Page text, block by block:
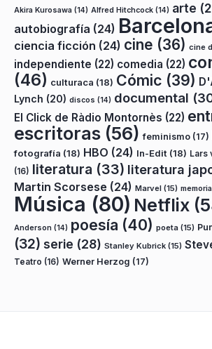
Akira Kurosawa (14) Alfred Hitchcock (14) arte
autobiografía (24)
ciencia ficción (24) cine (36) cine
independiente (22) comedia (22)
(46) culturaca (18) Cómic (39)
Lynch (20) discos (14) documental
El Click de Ràdio Montornès (22)
escritoras (56) feminismo (17)
fotografía (18) HBO (24) In-Edit (18) Lars
(16) literatura (33) literatura
Martin Scorsese (24) Marvel (15)
Música (80) Netflix
Anderson (14) poesía (40) poeta (15)
(32) serie (28) Stanley Kubrick (15)
Teatro (16) Werner Herzog (17)